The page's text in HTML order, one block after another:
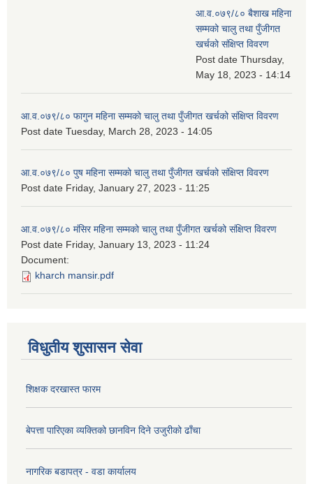
आ.व.०७९/८० बैशाख महिना
सम्मको चालु तथा पुँजीगत
खर्चको संक्षिप्त विवरण
Post date Thursday,
May 18, 2023 - 14:14
आ.व.०७९/८० फागुन महिना सम्मको चालु तथा पुँजीगत खर्चको संक्षिप्त विवरण
Post date Tuesday, March 28, 2023 - 14:05
आ.व.०७९/८० पुष महिना सम्मको चालु तथा पुँजीगत खर्चको संक्षिप्त विवरण
Post date Friday, January 27, 2023 - 11:25
आ.व.०७९/८० मंसिर महिना सम्मको चालु तथा पुँजीगत खर्चको संक्षिप्त विवरण
Post date Friday, January 13, 2023 - 11:24
Document:
kharch mansir.pdf
विधुतीय शुसासन सेवा
शिक्षक दरखास्त फारम
बेपत्ता पारिएका व्यक्तिको छानविन दिने उजुरीको ढाँचा
नागरिक बडापत्र - वडा कार्यालय